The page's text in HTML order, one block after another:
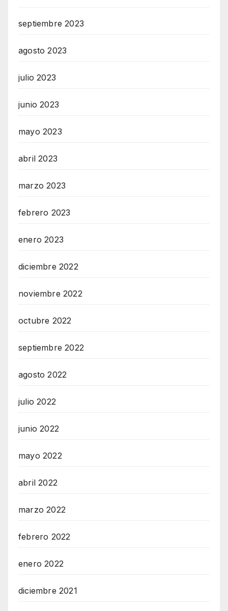
septiembre 2023
agosto 2023
julio 2023
junio 2023
mayo 2023
abril 2023
marzo 2023
febrero 2023
enero 2023
diciembre 2022
noviembre 2022
octubre 2022
septiembre 2022
agosto 2022
julio 2022
junio 2022
mayo 2022
abril 2022
marzo 2022
febrero 2022
enero 2022
diciembre 2021